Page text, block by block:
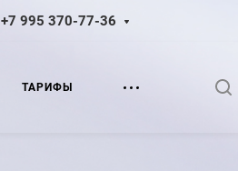
+7 995 370-77-36
ТАРИФЫ